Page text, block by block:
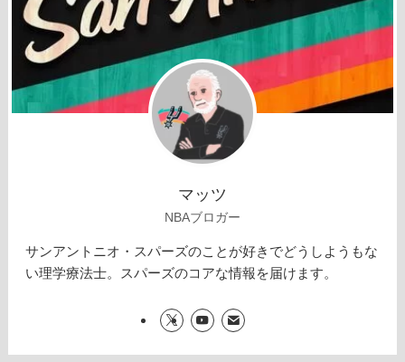
マッツ
NBAブロガー
サンアントニオ・スパーズのことが好きでどうしようもな
い理学療法士。スパーズのコアな情報を届けます。